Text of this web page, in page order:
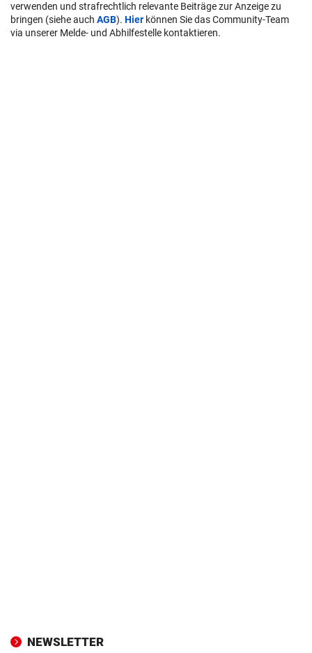
verwenden und strafrechtlich relevante Beiträge zur Anzeige zu
bringen (siehe auch AGB). Hier können Sie das Community-Team
via unserer Melde- und Abhilfestelle kontaktieren.
NEWSLETTER